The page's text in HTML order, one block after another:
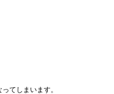
てしまいます。